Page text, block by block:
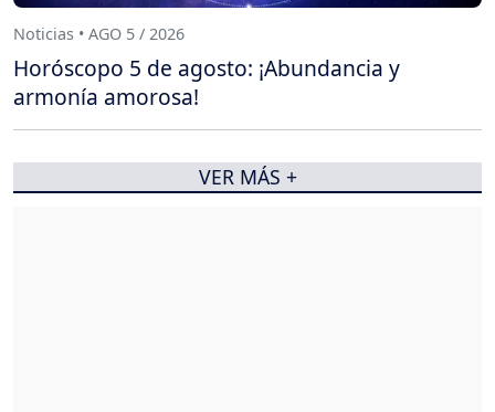
Noticias • AGO 5 / 2026
Horóscopo 5 de agosto: ¡Abundancia y
armonía amorosa!
VER MÁS +